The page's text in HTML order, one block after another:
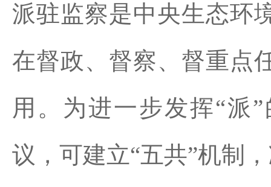
派驻监察是中央生态环
在督政、督察、督重点
用。为进一步发挥“派
议，可建立“五共”机制